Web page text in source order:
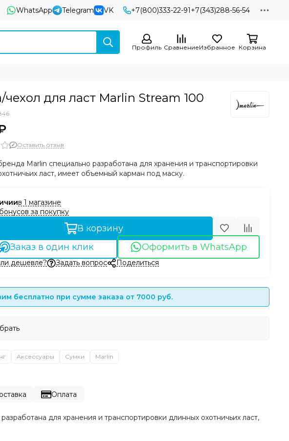
WhatsApp Telegram VK +7(800)333-22-91+7(343)288-56-54
Профиль СравнениеИзбранное Корзина
чехол для ласт Marlin Stream 100
Оставить отзыв
Marlin специально разработана для хранения и транспортировки
ласт, имеет объемный карман под маску.
в 1 магазине
за покупку
В корзину
Заказ в один клик
Оформить в WhatsApp
дешевле? Задать вопрос Поделиться
бесплатно при сумме заказа от 7000 руб.
Аксессуары Сумки Marlin
Оплата
для хранения и транспортировки длинных охотничьих ласт,